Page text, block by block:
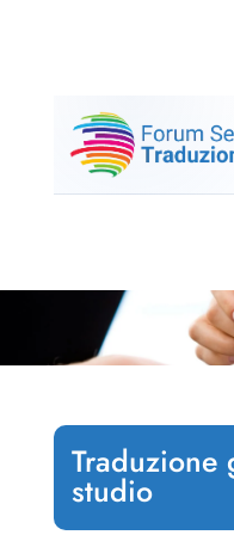
studio